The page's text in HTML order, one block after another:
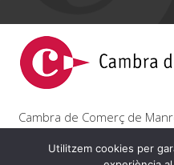
Cambra de Comerç de
Avís Legal Política de
Utilitzem cookies per